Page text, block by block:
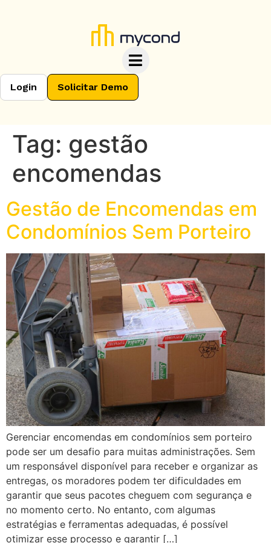
Login Solicitar Demo
Tag: gestão
encomendas
Gestão de Encomendas em
Condomínios Sem Porteiro
Gerenciar encomendas em condomínios sem porteiro
pode ser um desafio para muitas administrações. Sem
um responsável disponível para receber e organizar as
entregas, os moradores podem ter dificuldades em
garantir que seus pacotes cheguem com segurança e
no momento certo. No entanto, com algumas
estratégias e ferramentas adequadas, é possível
otimizar esse processo e garantir […]